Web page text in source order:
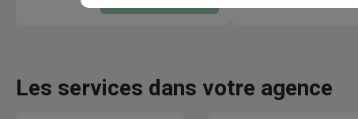
Les services dans votre agence